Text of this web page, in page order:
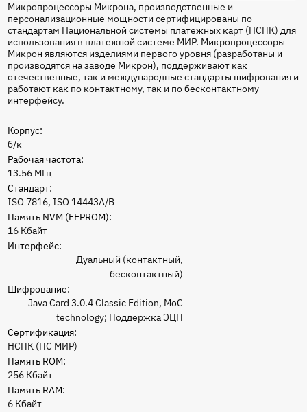
Микропроцессоры Микрона, производственные и
персонализационные мощности сертифицированы по
стандартам Национальной системы платежных карт (НСПК) для
использования в платежной системе МИР. Микропроцессоры
Микрон являются изделиями первого уровня (разработаны и
производятся на заводе Микрон), поддерживают как
отечественные, так и международные стандарты шифрования и
работают как по контактному, так и по бесконтактному
интерфейсу.
Корпус:
б/к
Рабочая частота:
13.56 МГц
Стандарт:
ISO 7816, ISO 14443A/B
Память NVM (EEPROM):
16 Кбайт
Интерфейс:
Дуальный (контактный,
бесконтактный)
Шифрование:
Java Card 3.0.4 Classic Edition, MoC
technology; Поддержка ЭЦП
Сертификация:
НСПК (ПС МИР)
Память ROM:
256 Кбайт
Память RAM:
6 Кбайт